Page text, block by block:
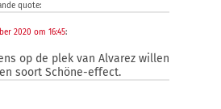
quote:
2020 om 16:45:
op de plek van Alvarez willen
soort Schöne-effect.